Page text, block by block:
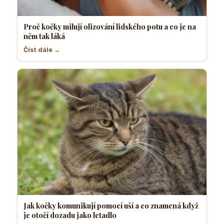
Proč kočky milují olizování lidského potu a co je na
něm tak láká
Číst dále →
Jak kočky komunikují pomocí uší a co znamená když
je otočí dozadu jako letadlo